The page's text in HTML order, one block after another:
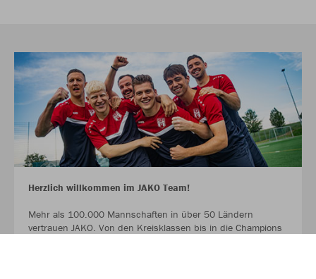
Herzlich willkommen im JAKO Team!
Mehr als 100.000 Mannschaften in über 50 Ländern
vertrauen JAKO. Von den Kreisklassen bis in die Champions